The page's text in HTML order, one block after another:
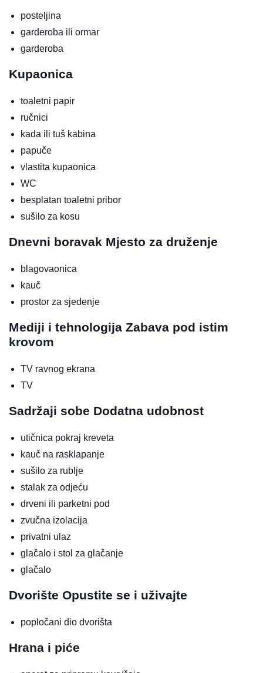
posteljina
garderoba ili ormar
garderoba
Kupaonica
toaletni papir
ručnici
kada ili tuš kabina
papuče
vlastita kupaonica
WC
besplatan toaletni pribor
sušilo za kosu
Dnevni boravak Mjesto za druženje
blagovaonica
kauč
prostor za sjedenje
Mediji i tehnologija Zabava pod istim
krovom
TV ravnog ekrana
TV
Sadržaji sobe Dodatna udobnost
utičnica pokraj kreveta
kauč na rasklapanje
sušilo za rublje
stalak za odjeću
drveni ili parketni pod
zvučna izolacija
privatni ulaz
glačalo i stol za glačanje
glačalo
Dvorište Opustite se i uživajte
popločani dio dvorišta
Hrana i piće